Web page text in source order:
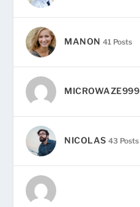
MANON 41 Posts
MICROWAZE999
NICOLAS 43 Posts